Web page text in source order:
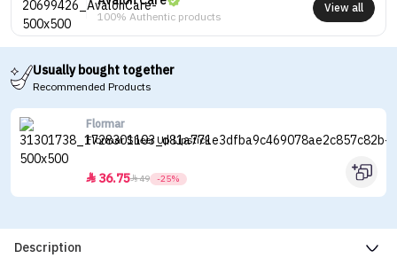
100% Authentic products
View all
Usually bought together
Recommended Products
Flormar
Flormar Sheer Up Lipstick
 36.7549 -25%
Description